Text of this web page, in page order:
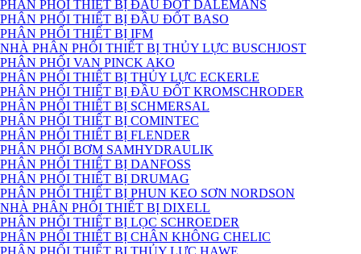
PHÂN PHỐI THIẾT BỊ ĐẦU ĐỐT DALEMANS
PHÂN PHỐI THIẾT BỊ ĐẦU ĐỐT BASO
PHÂN PHỐI THIẾT BỊ IFM
NHÀ PHÂN PHỐI THIẾT BỊ THỦY LỰC BUSCHJOST
PHÂN PHỐI VAN PINCK AKO
PHÂN PHỐI THIẾT BỊ THỦY LỰC ECKERLE
PHÂN PHỐI THIẾT BỊ ĐẦU ĐỐT KROMSCHRODER
PHÂN PHỐI THIẾT BỊ SCHMERSAL
PHÂN PHỐI THIẾT BỊ COMINTEC
PHÂN PHỐI THIẾT BỊ FLENDER
PHÂN PHỐI BƠM SAMHYDRAULIK
PHÂN PHỐI THIẾT BỊ DANFOSS
PHÂN PHỐI THIẾT BỊ DRUMAG
PHÂN PHỐI THIẾT BỊ PHUN KEO SƠN NORDSON
NHÀ PHÂN PHỐI THIẾT BỊ DIXELL
PHÂN PHỐI THIẾT BỊ LỌC SCHROEDER
PHÂN PHỐI THIẾT BỊ CHÂN KHÔNG CHELIC
PHÂN PHỐI THIẾT BỊ THỦY LỰC HAWE